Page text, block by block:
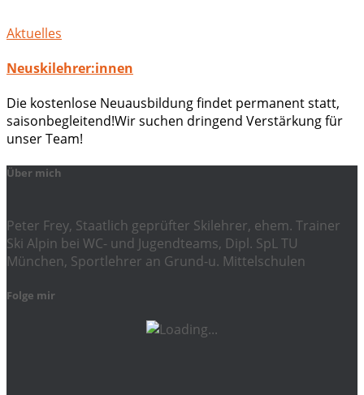
Aktuelles
Neuskilehrer:innen
Die kostenlose Neuausbildung findet permanent statt,
saisonbegleitend!Wir suchen dringend Verstärkung für
unser Team!
Über mich
Peter Frey, Staatlich geprüfter Skilehrer, ehem. Trainer
Ski Alpin bei WC- und Jugendteams, Dipl. SpL TU
München, Sportlehrer an Grund-u. Mittelschulen
Folge mir